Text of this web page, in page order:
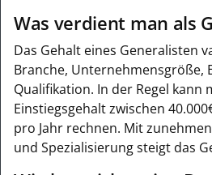
Was verdient man als
Das Gehalt eines Generalisten
Branche, Unternehmensgröße,
Qualifikation. In der Regel kann
Einstiegsgehalt zwischen
pro Jahr rechnen. Mit
und Spezialisierung steigt das